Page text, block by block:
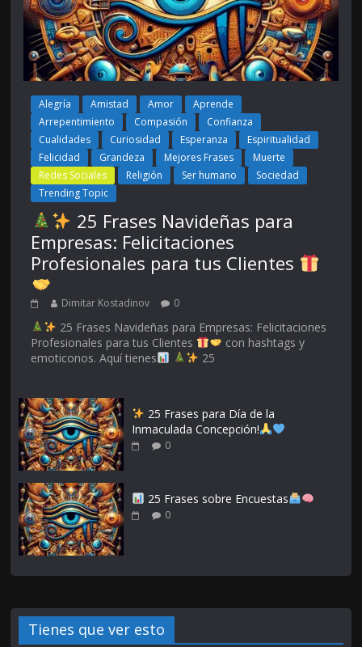
Alegría Amistad Amor
Aprende
Arrepentimiento
Compasión
Confianza
Cualidades
Curiosidad Esperanza
Espiritualidad
Felicidad
Grandeza Mejores Frases
Muerte
Redes Sociales
Religión Ser humano
Sociedad
Trending Topic
25 Frases Navideñas para
Empresas: Felicitaciones
Profesionales para tus Clientes
Dimitar Kostadinov 0
25 Frases Navideñas para Empresas: Felicitaciones
Profesionales para tus Clientes
con hashtags y
emoticonos. Aquí tienes
25
25 Frases para Día de la
Inmaculada Concepción!
0
25 Frases sobre Encuestas
0
Tienes que ver esto